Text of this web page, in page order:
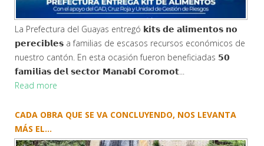
La Prefectura del Guayas entregó 𝗸𝗶𝘁𝘀 𝗱𝗲 𝗮𝗹𝗶𝗺𝗲𝗻𝘁𝗼𝘀 𝗻𝗼
𝗽𝗲𝗿𝗲𝗰𝗶𝗯𝗹𝗲𝘀 a familias de escasos recursos económicos de
nuestro cantón. En esta ocasión fueron beneficiadas 𝟱𝟬
𝗳𝗮𝗺𝗶𝗹𝗶𝗮𝘀 𝗱𝗲𝗹 𝘀𝗲𝗰𝘁𝗼𝗿 𝗠𝗮𝗻𝗮𝗯𝗶́ 𝗖𝗼𝗿𝗼𝗺𝗼𝘁...
Read more
CADA OBRA QUE SE VA CONCLUYENDO, NOS LEVANTA
MÁS EL...